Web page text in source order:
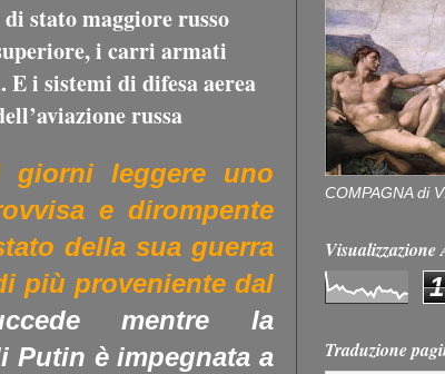
stato maggiore russo
i carri armati
i sistemi di difesa aerea
russa
leggere uno
e dirompente
della sua guerra
più proveniente dal
mentre la
Putin è impegnata a
COMPAGNA di
1
Traduzione